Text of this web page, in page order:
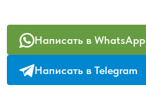
Написать в WhatsApp
Написать в Telegram